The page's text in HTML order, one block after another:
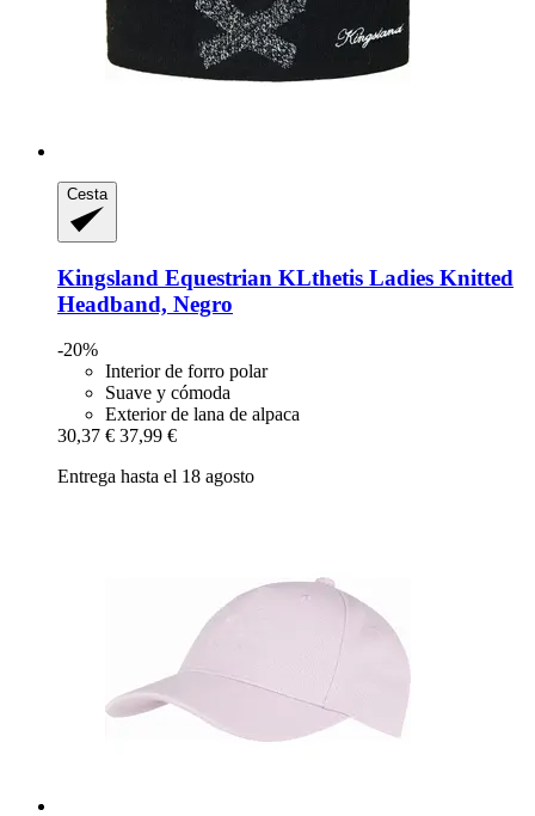
Cesta
Kingsland Equestrian KLthetis Ladies Knitted
Headband, Negro
-20%
Interior de forro polar
Suave y cómoda
Exterior de lana de alpaca
30,37 € 37,99 €
Entrega hasta el 18 agosto